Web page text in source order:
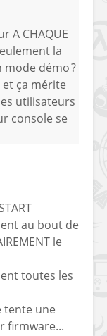
A CHAQUE
la
démo ?
ça mérite
utilisateurs
console se
au bout de
le
toutes les
tente une
firmware...